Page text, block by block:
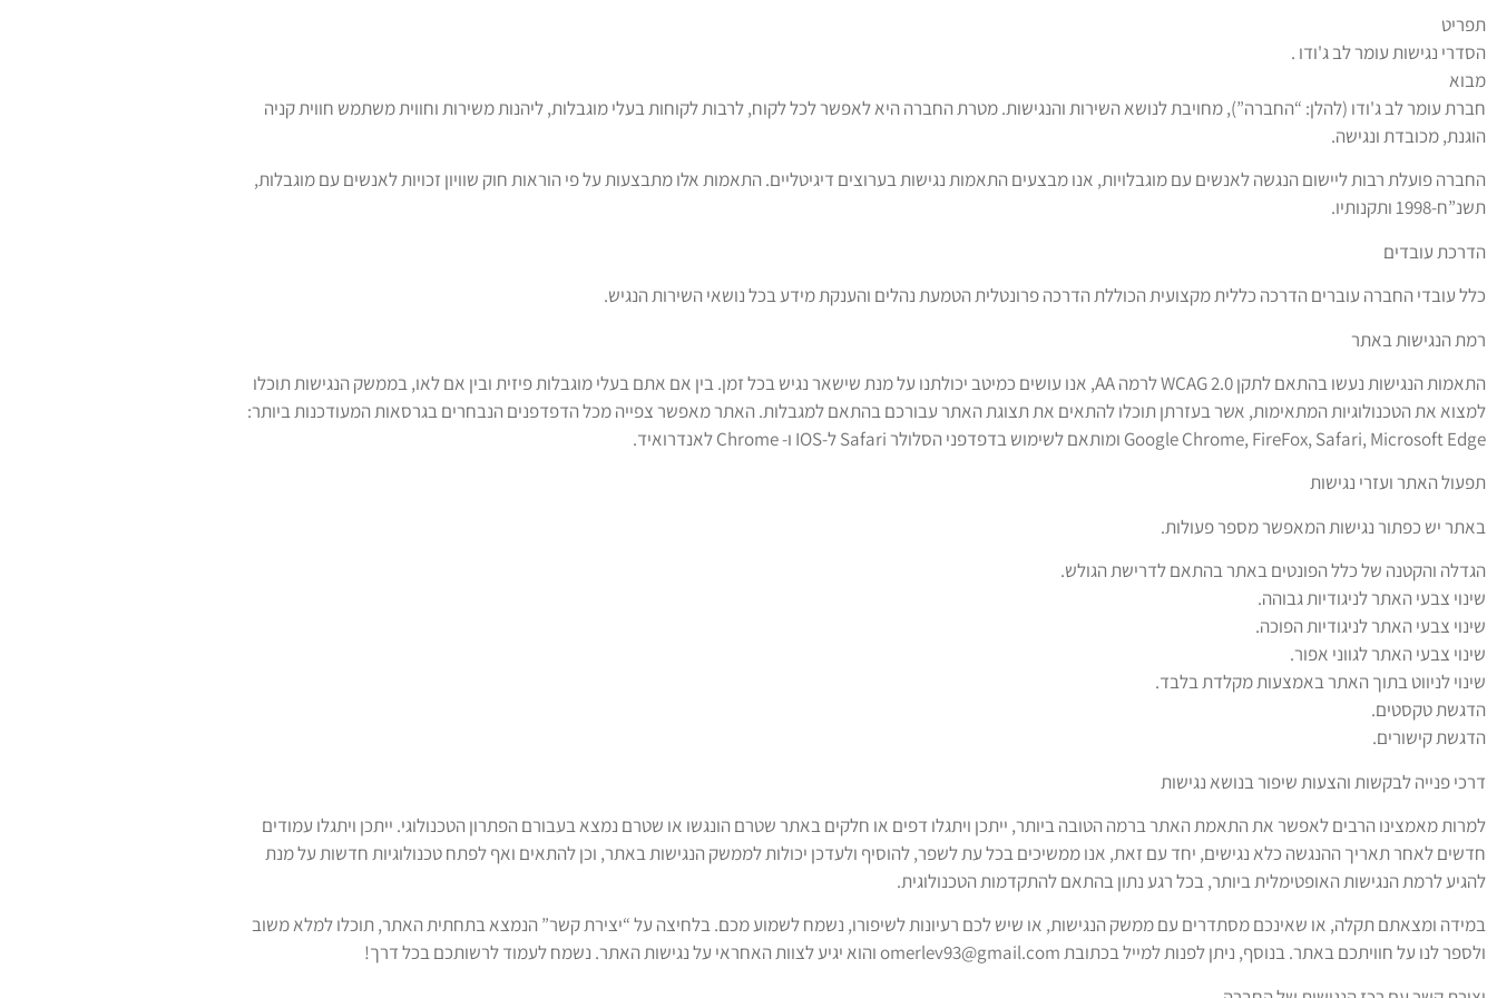
תפריט
הסדרי נגישות עומר לב ג'ודו .
מבוא
חברת עומר לב ג'ודו (להלן: “החברה”), מחויבת לנושא השירות והנגישות. מטרת החברה היא לאפשר לכל לקוח, לרבות לקוחות בעלי מוגבלות, ליהנות משירות וחווית משתמש חווית קניה
הוגנת, מכובדת ונגישה.
החברה פועלת רבות ליישום הנגשה לאנשים עם מוגבלויות, אנו מבצעים התאמות נגישות בערוצים דיגיטליים. התאמות אלו מתבצעות על פי הוראות חוק שוויון זכויות לאנשים עם מוגבלות,
תשנ”ח-1998 ותקנותיו.
הדרכת עובדים
כלל עובדי החברה עוברים הדרכה כללית מקצועית הכוללת הדרכה פרונטלית הטמעת נהלים והענקת מידע בכל נושאי השירות הנגיש.
רמת הנגישות באתר
התאמות הנגישות נעשו בהתאם לתקן WCAG 2.0 לרמה AA, אנו עושים כמיטב יכולתנו על מנת שישאר נגיש בכל זמן. בין אם אתם בעלי מוגבלות פיזית ובין אם לאו, בממשק הנגישות תוכלו
למצוא את הטכנולוגיות המתאימות, אשר בעזרתן תוכלו להתאים את תצוגת האתר עבורכם בהתאם למגבלות. האתר מאפשר צפייה מכל הדפדפנים הנבחרים בגרסאות המעודכנות ביותר:
Google Chrome, FireFox, Safari, Microsoft Edge ומותאם לשימוש בדפדפני הסלולר Safari ל-IOS ו- Chrome לאנדרואיד.
תפעול האתר ועזרי נגישות
באתר יש כפתור נגישות המאפשר מספר פעולות.
הגדלה והקטנה של כלל הפונטים באתר בהתאם לדרישת הגולש.
שינוי צבעי האתר לניגודיות גבוהה.
שינוי צבעי האתר לניגודיות הפוכה.
שינוי צבעי האתר לגווני אפור.
שינוי לניווט בתוך האתר באמצעות מקלדת בלבד.
הדגשת טקסטים.
הדגשת קישורים.
דרכי פנייה לבקשות והצעות שיפור בנושא נגישות
למרות מאמצינו הרבים לאפשר את התאמת האתר ברמה הטובה ביותר, ייתכן ויתגלו דפים או חלקים באתר שטרם הונגשו או שטרם נמצא בעבורם הפתרון הטכנולוגי. ייתכן ויתגלו עמודים
חדשים לאחר תאריך ההנגשה כלא נגישים, יחד עם זאת, אנו ממשיכים בכל עת לשפר, להוסיף ולעדכן יכולות לממשק הנגישות באתר, וכן להתאים ואף לפתח טכנולוגיות חדשות על מנת
להגיע לרמת הנגישות האופטימלית ביותר, בכל רגע נתון בהתאם להתקדמות הטכנולוגית.
במידה ומצאתם תקלה, או שאינכם מסתדרים עם ממשק הנגישות, או שיש לכם רעיונות לשיפורו, נשמח לשמוע מכם. בלחיצה על “יצירת קשר” הנמצא בתחתית האתר, תוכלו למלא משוב
ולספר לנו על חוויתכם באתר. בנוסף, ניתן לפנות למייל בכתובת omerlev93@gmail.com והוא יגיע לצוות האחראי על נגישות האתר. נשמח לעמוד לרשותכם בכל דרך!